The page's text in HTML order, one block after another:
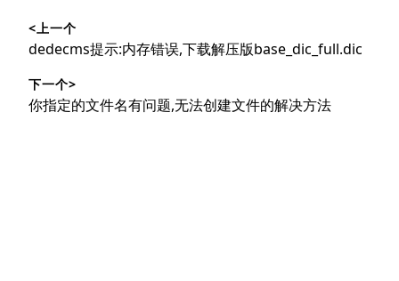
章
导
航
<上一个
上
文
章：
dedecms提示:内存错误,下载解压版base_dic_full.dic
下一个>
下
你指定的文件名有问题,无法创建文件的解决方法